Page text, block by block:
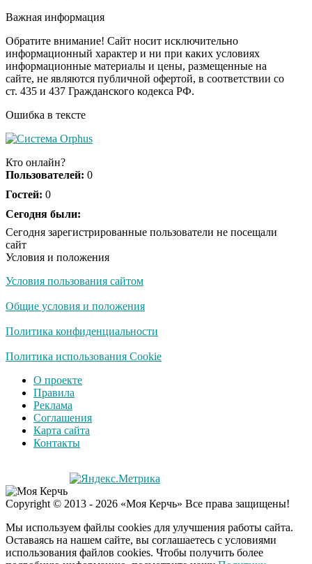
шоке от увиденного
i
Ролик из Омска: вы
будете смеяться долго
Ржу не переставая, это
Скрытая камера на
люди вытворяют, когда
Ролик длится
смеяться вы будете
Королева вагона
оставит равнодушным
Важная информация
Обратите внимание! Сайт носит исключительно
информационный характер и ни при каких условиях
информационные материалы и цены, размещенные на
сайте, не являются публичной офертой, в соответствии со
ст. 435 и 437 Гражданского кодекса РФ.
Ошибка в тексте
Кто онлайн?
Пользователей: 0
Гостей: 0
Сегодня были:
Сегодня зарегистрированные пользователи не посещали
сайт
Условия и положения
Условия пользования сайтом
Общие условия и положения
Политика конфиденциальности
Политика использования Cookie
О проекте
Правила
Реклама
Соглашения
Карта сайта
Контакты
Copyright © 2013 - 2026 «Моя Керчь» Все права защищены!
Мы используем файлы cookies для улучшения работы сайта.
Оставаясь на нашем сайте, вы соглашаетесь с условиями
использования файлов cookies. Чтобы получить более